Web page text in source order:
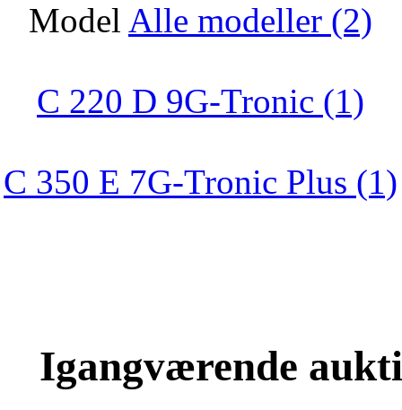
Model Alle modeller (2)
C 220 D 9G-Tronic (1)
C 350 E 7G-Tronic Plus (1)
Igangværende